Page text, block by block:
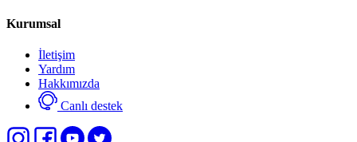
Kurumsal
İletişim
Yardım
Hakkımızda
Canlı destek
an